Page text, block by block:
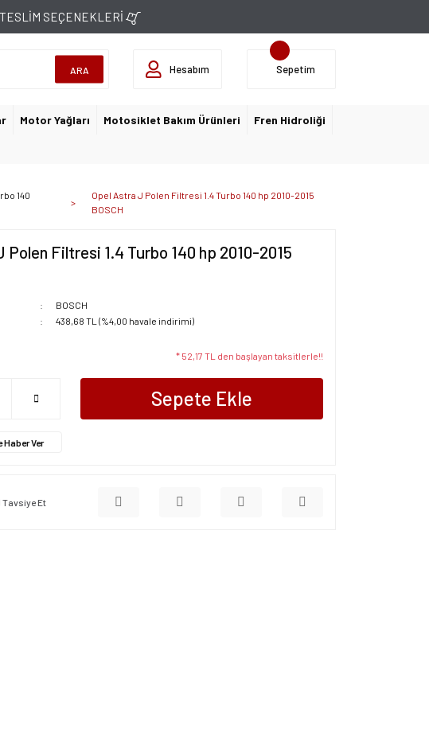
SEÇENEKLERİ
ARA Hesabım Sepetim
Motor Yağları Motosiklet Bakım Ürünleri Fren Hidroliği
140
Opel Astra J Polen Filtresi 1.4 Turbo 140 hp 2010-2015
BOSCH
Polen Filtresi 1.4 Turbo 140 hp 2010-2015
BOSCH
438,68 TL (%4,00 havale indirimi)
* 52,17 TL den başlayan taksitlerle!!
Sepete Ekle
Haber Ver
Tavsiye Et